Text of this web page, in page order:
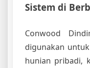
Sistem di
Conwood
digunakan
hunian pribadi,